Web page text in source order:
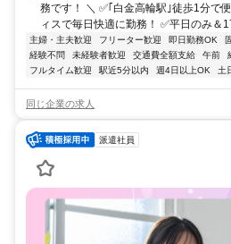
務です！ ＼ ✅｢白金高輪駅｣徒歩1分で
ィスで毎日快適に勤務！ ✅平日のみ
主婦・主夫歓迎 フリーター歓迎 即日勤務OK
経験不問
未経験者歓迎 交通費全額支給 午前
フルタイム歓迎
駅近5分以内 週4日以上OK 土
同じ企業の求人
派遣社員